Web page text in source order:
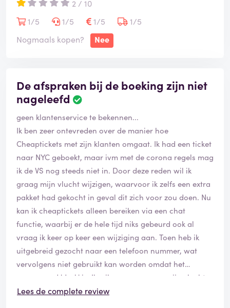
2 / 10
1/5
1/5 1/5
1/5
Nogmaals kopen?
Nee
De afspraken bij de boeking zijn niet
nageleefd
geen klantenservice te bekennen...
Ik ben zeer ontevreden over de manier hoe
Cheaptickets met zijn klanten omgaat. Ik had een ticket
naar NYC geboekt, maar ivm met de corona regels mag
ik de VS nog steeds niet in. Door deze reden wil ik
graag mijn vlucht wijzigen, waarvoor ik zelfs een extra
pakket had gekocht in geval dit zich voor zou doen. Nu
kan ik cheaptickets alleen bereiken via een chat
functie, waarbij er de hele tijd niks gebeurd ook al
vraag ik keer op keer een wijziging aan. Toen heb ik
uitgebreid gezocht naar een telefoon nummer, wat
vervolgens niet gebruikt kan worden omdat het
zogenaamd 'druk' is. Ik wil graag gewoon mijn vlucht
wijzigen zoals mij is belooft tijdens het boeken. Ik ben
Lees de complete review